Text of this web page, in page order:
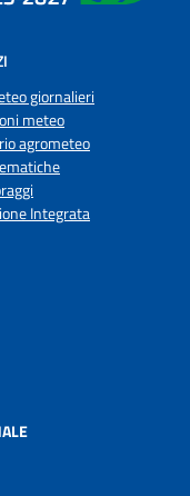
giornalieri
meteo
agrometeo
Integrata